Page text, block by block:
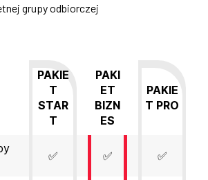
grupy odbiorczej
PAKIE
T
STAR
T
PAKI
ET
BIZN
ES
PAKIE
T PRO
✅ ✅ ✅